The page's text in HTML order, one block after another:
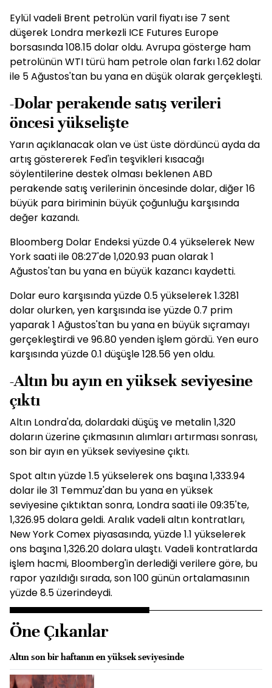
Eylül vadeli Brent petrolün varil fiyatı ise 7 sent
düşerek Londra merkezli ICE Futures Europe
borsasında 108.15 dolar oldu. Avrupa gösterge ham
petrolünün WTI türü ham petrole olan farkı 1.62 dolar
ile 5 Ağustos'tan bu yana en düşük olarak gerçekleşti.
-Dolar perakende satış verileri
öncesi yükselişte
Yarın açıklanacak olan ve üst üste dördüncü ayda da
artış göstererek Fed'in teşvikleri kısacağı
söylentilerine destek olması beklenen ABD
perakende satış verilerinin öncesinde dolar, diğer 16
büyük para biriminin büyük çoğunluğu karşısında
değer kazandı.
Bloomberg Dolar Endeksi yüzde 0.4 yükselerek New
York saati ile 08:27'de 1,020.93 puan olarak 1
Ağustos'tan bu yana en büyük kazancı kaydetti.
Dolar euro karşısında yüzde 0.5 yükselerek 1.3281
dolar olurken, yen karşısında ise yüzde 0.7 prim
yaparak 1 Ağustos'tan bu yana en büyük sıçramayı
gerçekleştirdi ve 96.80 yenden işlem gördü. Yen euro
karşısında yüzde 0.1 düşüşle 128.56 yen oldu.
-Altın bu ayın en yüksek seviyesine
çıktı
Altın Londra'da, dolardaki düşüş ve metalin 1,320
doların üzerine çıkmasının alımları artırması sonrası,
son bir ayın en yüksek seviyesine çıktı.
Spot altın yüzde 1.5 yükselerek ons başına 1,333.94
dolar ile 31 Temmuz'dan bu yana en yüksek
seviyesine çıktıktan sonra, Londra saati ile 09:35'te,
1,326.95 dolara geldi. Aralık vadeli altın kontratları,
New York Comex piyasasında, yüzde 1.1 yükselerek
ons başına 1,326.20 dolara ulaştı. Vadeli kontratlarda
işlem hacmi, Bloomberg'in derlediği verilere göre, bu
rapor yazıldığı sırada, son 100 günün ortalamasının
yüzde 8.5 üzerindeydi.
Öne Çıkanlar
Altın son bir haftanın en yüksek seviyesinde